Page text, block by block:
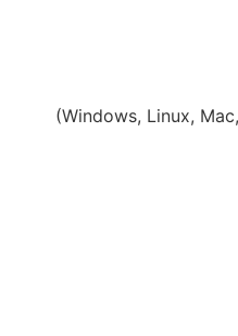
(Windows, Linux,